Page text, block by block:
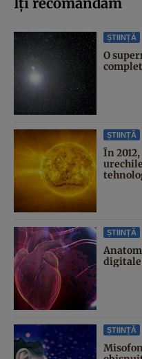
ȘTIINȚĂ
O
ȘTIINȚĂ
În
ȘTIINȚĂ
ȘTIINȚĂ